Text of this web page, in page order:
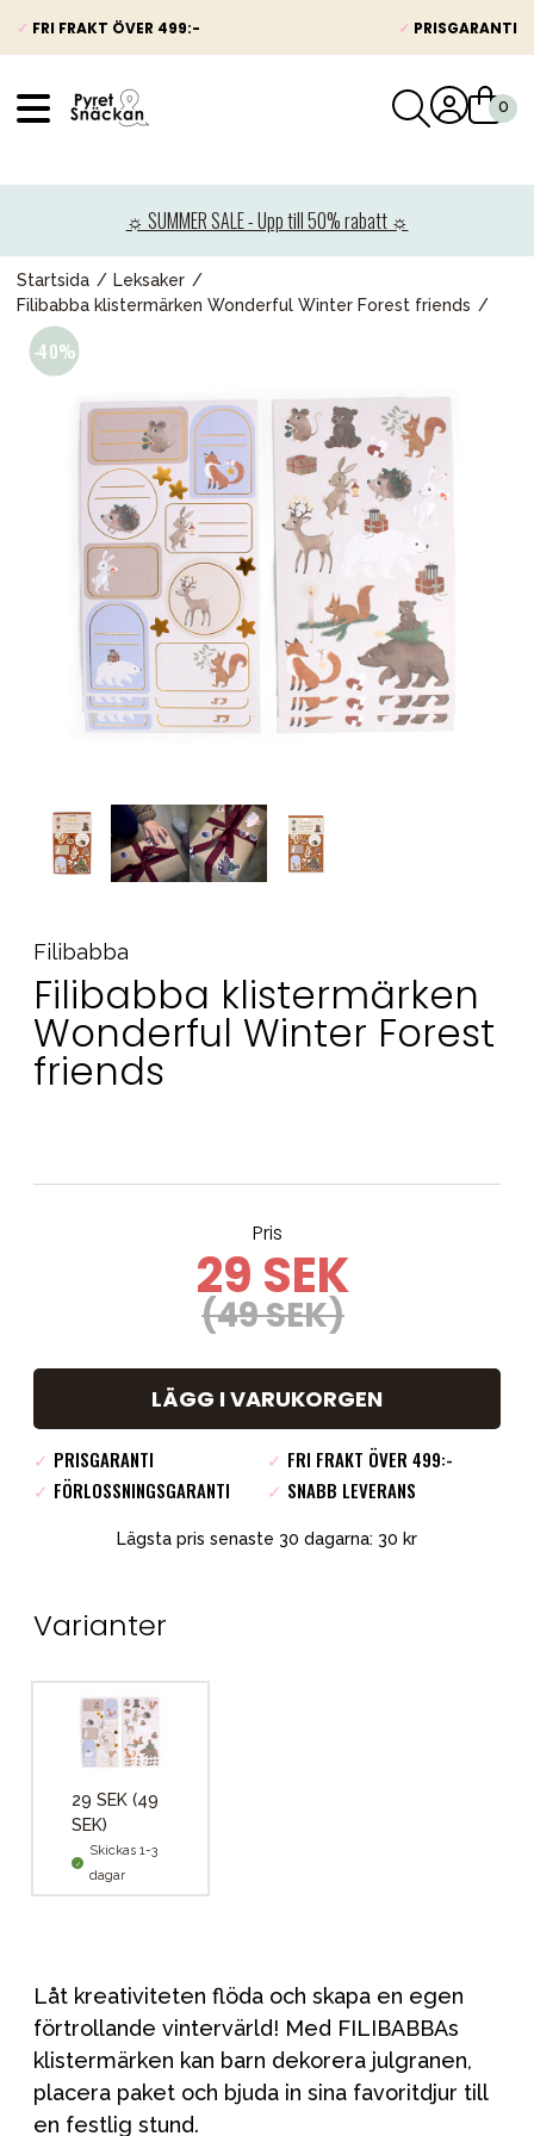
✓ FRI FRAKT ÖVER 499:- ✓ PRISGARANTI
☼ SUMMER SALE - Upp till 50% rabatt ☼
Startsida
Leksaker
Filibabba klistermärken Wonderful Winter Forest friends
Filibabba
Filibabba klistermärken
Wonderful Winter Forest
friends
Pris
29 SEK
(49 SEK)
LÄGG I VARUKORGEN
✓ PRISGARANTI ✓ FRI FRAKT ÖVER 499:-
✓ FÖRLOSSNINGSGARANTI ✓ SNABB LEVERANS
Lägsta pris senaste 30 dagarna: 30 kr
Varianter
29 SEK (49
SEK)
Skickas 1-3
dagar
Låt kreativiteten flöda och skapa en egen
förtrollande vintervärld! Med FILIBABBAs
klistermärken kan barn dekorera julgranen,
placera paket och bjuda in sina favoritdjur till
en festlig stund.
Barnvagnar
Bilbarnstolar
Leksaker
Förälder
Möbler & bädd
Tillbehör
Reservdelar
Kampanjer
Presenttips
Våra favoriter
Sol och bad Outlet
Kontakta oss